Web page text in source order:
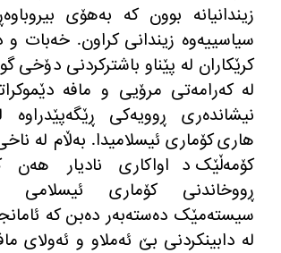
زیندانیانە بوون کە بەهۆی
سیاسییەوە زیندانی کراون. خەبات و
کرێکاران لە پێناو باشترکردنی دۆخی
لە کەرامەتی مرۆیی و مافە
نیشاندەری ڕوویەکی ڕێگەپێدراوە
هاری کۆماری ئیسلامیدا. بەڵام لە
کۆمەڵێک داواکاری
نادیار هەن
ڕووخاندنی کۆماری ئیسلامی
سیستەمێک دەستەبەر دەبن کە
لە دابینکردنی بێ ئەملاو و ئەولای